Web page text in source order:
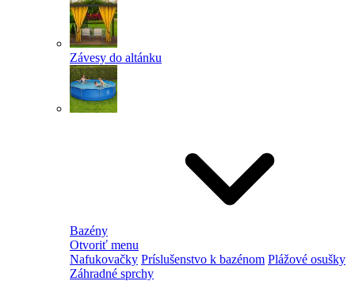
Závesy do altánku
Bazény
Otvoriť menu
Nafukovačky Príslušenstvo k bazénom Plážové osušky
Záhradné sprchy